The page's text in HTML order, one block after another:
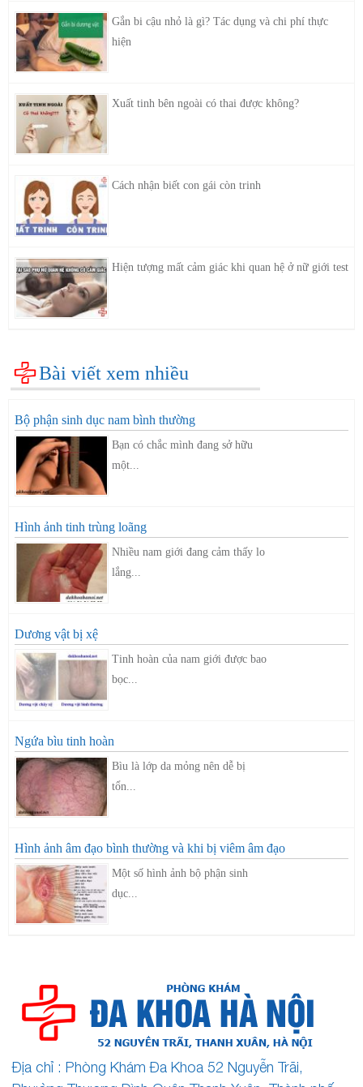
Gắn bi cậu nhỏ là gì? Tác dụng và chi phí thực
hiện
Xuất tinh bên ngoài có thai được không?
Cách nhận biết con gái còn trinh
Hiện tượng mất cảm giác khi quan hệ ở nữ giới test
Bài viết xem nhiều
Bộ phận sinh dục nam bình thường
Bạn có chắc mình đang sở hữu
một...
Hình ảnh tinh trùng loãng
Nhiều nam giới đang cảm thấy lo
lắng...
Dương vật bị xệ
Tinh hoàn của nam giới được bao
bọc...
Ngứa bìu tinh hoàn
Bìu là lớp da mỏng nên dễ bị
tổn...
Hình ảnh âm đạo bình thường và khi bị viêm âm đạo
Một số hình ảnh bộ phận sinh
dục...
Địa chỉ : Phòng Khám Đa Khoa 52 Nguyễn Trãi,